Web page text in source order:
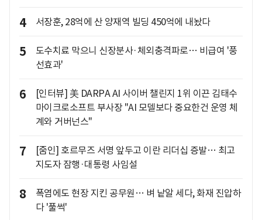
4 서장훈, 28억에 산 양재역 빌딩 450억에 내놨다
5
도수치료 막으니 신장분사·체외충격파로… 비급여 '풍
선효과'
6
[인터뷰] 美 DARPA AI 사이버 챌린지 1위 이끈 김태수
마이크로소프트 부사장 "AI 모델보다 중요한건 운영 체
계와 거버넌스"
7
[줌인] 호르무즈 서명 앞두고 이란 리더십 증발… 최고
지도자 잠행·대통령 사임설
8
폭염에도 현장 지킨 공무원… 벼 낱알 세다, 화재 진압하
다 '풀썩'